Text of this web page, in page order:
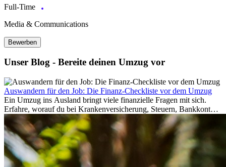
Full-Time
Media & Communications
Bewerben
Unser Blog - Bereite deinen Umzug vor
Auswandern für den Job: Die Finanz-Checkliste vor dem Umzug
Ein Umzug ins Ausland bringt viele finanzielle Fragen mit sich.
Erfahre, worauf du bei Krankenversicherung, Steuern, Bankkonto,
Rücklagen und Budgetplanung achten solltest, damit dein Neustart
im Ausland reibungslos gelingt.